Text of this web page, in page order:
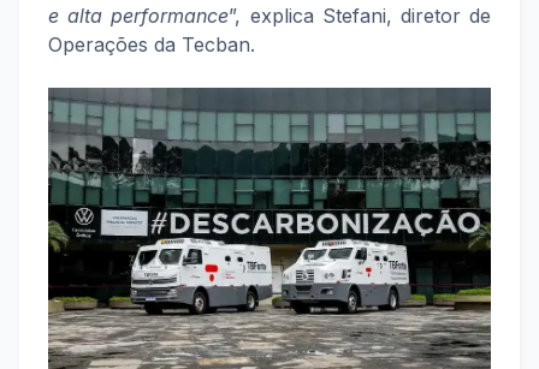
e alta performance”, explica Stefani, diretor de
Operações da Tecban.